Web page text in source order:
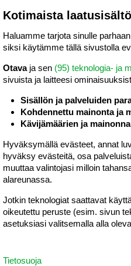
Kotimaista
Haluamme tarjota sinulle
siksi käytämme tällä sivustolla
Otavaja sen (95) teknologia- ja
sivuista ja laitteesi
Sisällön ja palveluiden
Kohdennettu mainonta ja
Kävijämäärien ja
Hyväksymällä evästeet, annat
hyväksy evästeitä, osa
muuttaa valintojasi milloin
alareunassa.
Jotkin teknologiat saattavat
oikeutettu peruste (esim. sivun
asetuksiasi valitsemalla alla
Tietosuoja